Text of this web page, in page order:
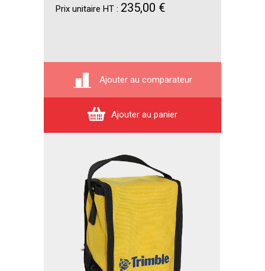
Prix unitaire HT : 235,00 €
Ajouter au comparateur
Ajouter au panier